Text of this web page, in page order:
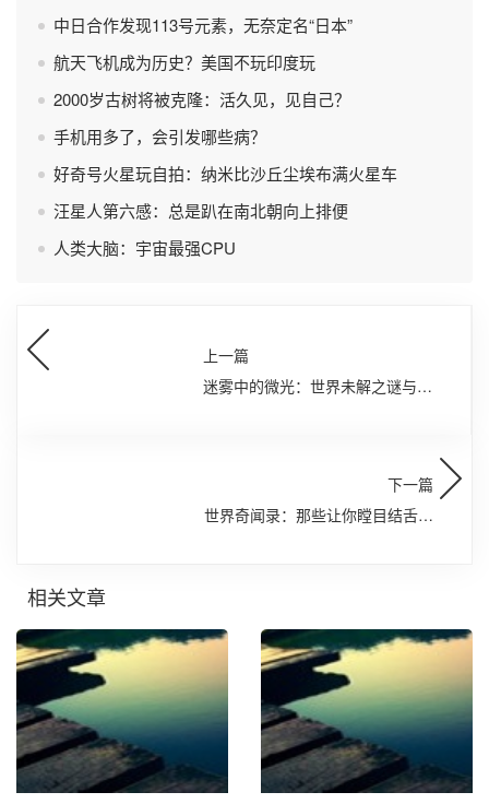
中日合作发现113号元素，无奈定名“日本”
航天飞机成为历史？美国不玩印度玩
2000岁古树将被克隆：活久见，见自己？
手机用多了，会引发哪些病？
好奇号火星玩自拍：纳米比沙丘尘埃布满火星车
汪星人第六感：总是趴在南北朝向上排便
人类大脑：宇宙最强CPU
上一篇
迷雾中的微光：世界未解之谜与人
下一篇
世界奇闻录：那些让你瞠目结舌的
相关文章